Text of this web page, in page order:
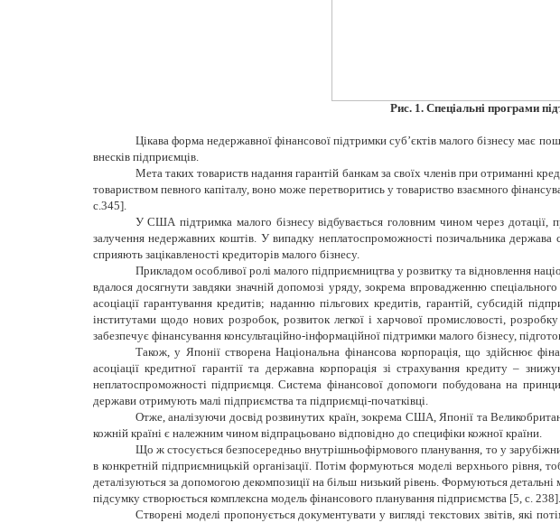
Рис. 1. Спеціальніпрограми
Цікава форма недержавної фінансової підтримки суб’єктів малого бізнесу має
внесків підприємців.
Мета таких товариств надання гарантій банкам за своїх членів при отриманні
товариством певного капіталу, воно може перетворитись у товариство взаємного
c.345].
У США підтримка малого бізнесу відбувається головним чином через дотації,
залучення недержавнихкоштів. У випадку неплатоспроможності позичальника держава
сприяють зацікавленості кредиторів малого бізнесу.
Прикладом особливої ролі малого підприємництва у розвитку та відновлення
вдалося досягнути завдяки значній допомозі уряду, зокрема впровадженню
асоціації гарантування кредитів; наданню пільгових кредитів, гарантій, субсидій
інститутами щодо нових розробок, розвиток легкої і харчової промисловості,
забезпечує фінансування консультаційно-інформаційної підтримки малого бізнесу,
Також, у Японії створена Національна фінансова корпорація, що здійснює
асоціації кредитної гарантії та державна корпорація зі страхування кредиту –
неплатоспроможності підприємця. Система фінансової допомоги побудованана
держави отримують малі підприємства та підприємці-початківці.
Отже, аналізуючи досвід розвинутих країн, зокрема США, Японії та
кожній країні є належним чином відпрацьовано відповідно до специфіки кожної країни.
Що ж стосується безпосередньо внутрішньофірмового планування, то у
в конкретній підприємницькій організації. Потім формуються моделі верхнього рівня,
деталізуються за допомогою декомпозиції на більш низький рівень.Формуються детальні
підсумку створюється комплексна модель фінансового планування підприємства [5, c. 238].
Створені моделі пропонується документувати у вигляді текстових звітів, які